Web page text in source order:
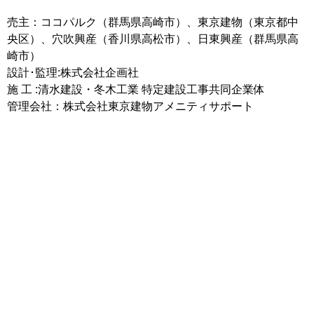
売主：ココパルク（群馬県高崎市）、東京建物（東京都中
央区）、穴吹興産（香川県高松市）、日東興産（群馬県高
崎市）
設計･監理:株式会社企画社
施 工 :清水建設・冬木工業 特定建設工事共同企業体
管理会社：株式会社東京建物アメニティサポート